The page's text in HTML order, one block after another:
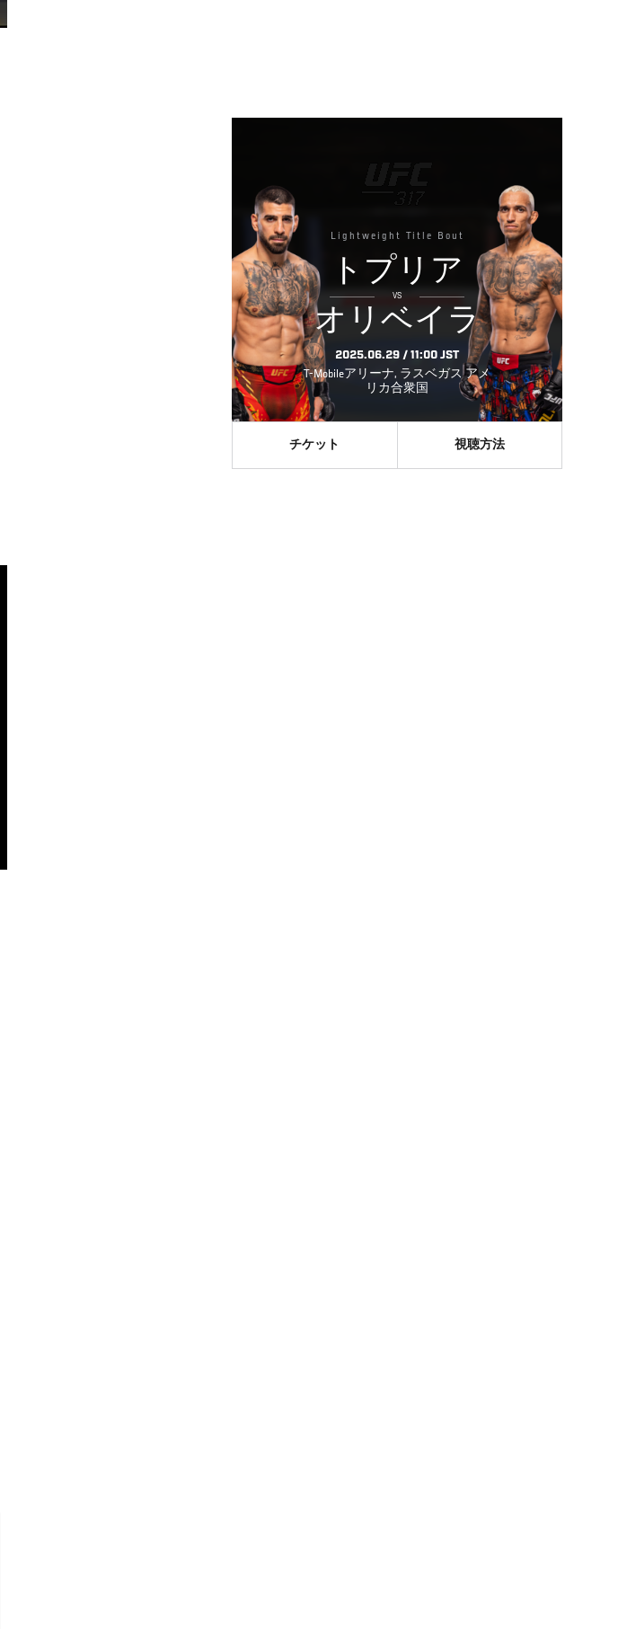
Lightweight Title Bout
トプリア
VS
オリベイラ
2025.06.29 / 11:00 JST
T-Mobileアリーナ, ラスベガス アメ
リカ合衆国
チケット 視聴方法